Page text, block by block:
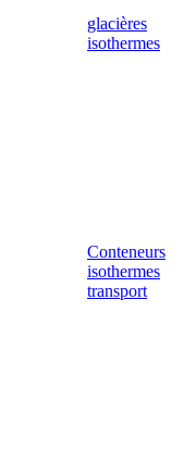
glacières
isothermes
Conteneurs
isothermes
transport